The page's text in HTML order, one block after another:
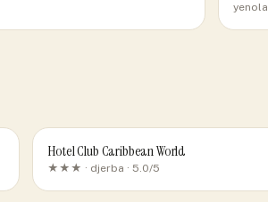
Hotel Club Caribbean World
★★★ · djerba · 5.0/5